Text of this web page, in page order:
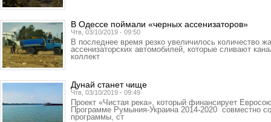
В Одессе поймали «черных ассенизаторов»
Чтв, 03/10/2019 - 09:50
В последнее время резко увеличилось количество
ассенизаторских автомобилей, которые сливают
коллект
Дунай станет чище
Чтв, 03/10/2019 - 09:49
Проект «Чистая река», который финансирует
Программе Румыния-Украина 2014-2020 совместно
программы, ст